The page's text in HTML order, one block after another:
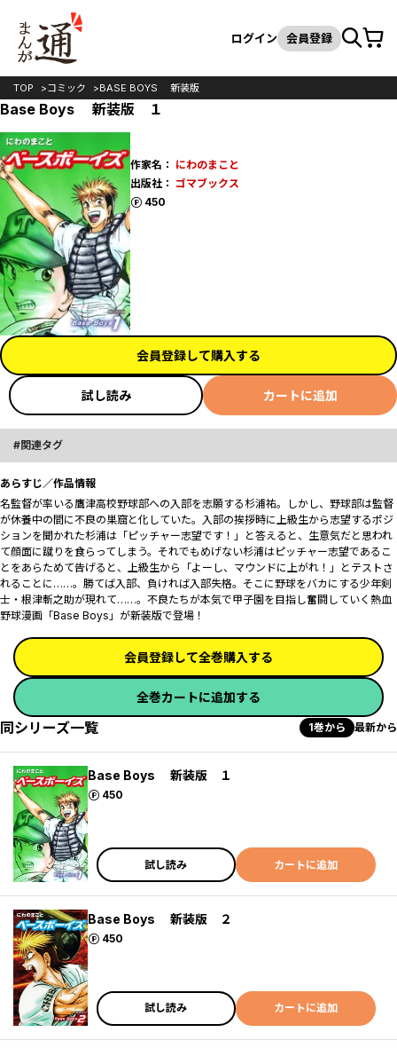
検索
ログイン 会員登録カート
TOP コミック BASE BOYS 新装版
Base Boys 新装版 １
作家名： にわのまこと
出版社： ゴマブックス
450
ポイント
会員登録して購入する
試し読み カートに追加
関連タグ
あらすじ／作品情報
名監督が率いる鷹津高校野球部への入部を志願する杉浦祐。しかし、野球部は監督
が休養中の間に不良の巣窟と化していた。入部の挨拶時に上級生から志望するポジ
ションを聞かれた杉浦は「ピッチャー志望です！」と答えると、生意気だと思われ
て顔面に蹴りを食らってしまう。それでもめげない杉浦はピッチャー志望であるこ
とをあらためて告げると、上級生から「よーし、マウンドに上がれ！」とテストさ
れることに……。勝てば入部、負ければ入部失格。そこに野球をバカにする少年剣
士・根津斬之助が現れて……。不良たちが本気で甲子園を目指し奮闘していく熱血
野球漫画「Base Boys」が新装版で登場！
会員登録して全巻購入する
全巻カートに追加する
同シリーズ一覧 1巻から 最新から
Base Boys 新装版 １
450
ポイント
試し読み カートに追加
Base Boys 新装版 ２
450
ポイント
試し読み カートに追加